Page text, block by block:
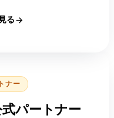
る
ナー
式パートナー